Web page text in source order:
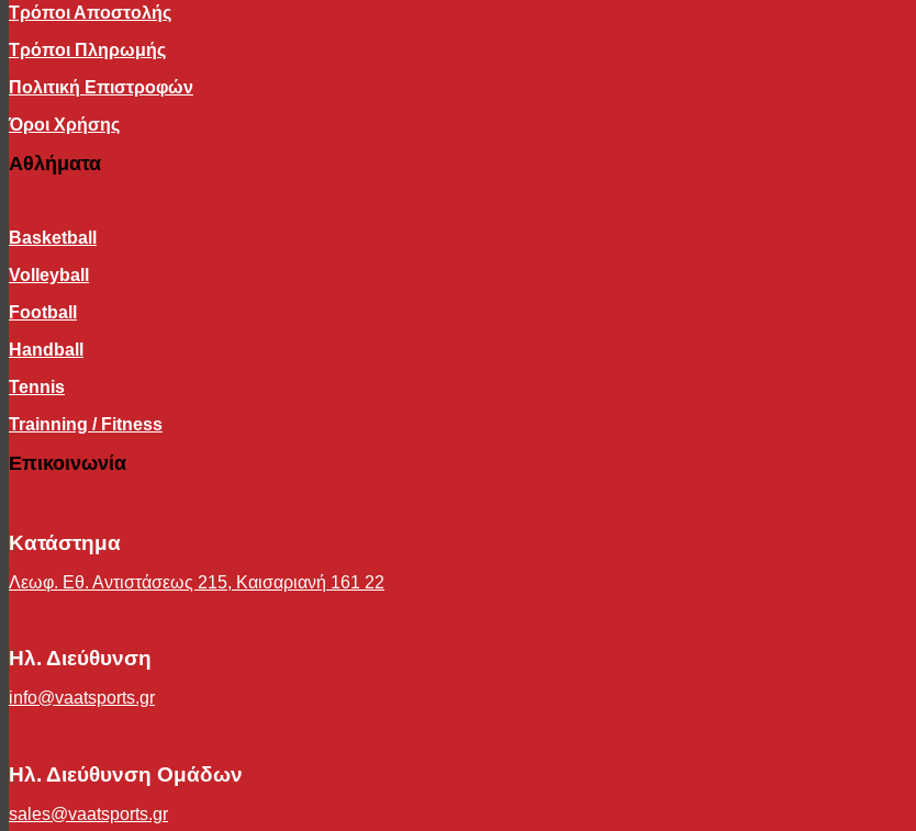
Τρόποι Αποστολής
Τρόποι Πληρωμής
Πολιτική Επιστροφών
Όροι Χρήσης
Αθλήματα
Basketball
Volleyball
Football
Handball
Tennis
Trainning / Fitness
Επικοινωνία
Κατάστημα
Λεωφ. Εθ. Αντιστάσεως 215, Καισαριανή 161 22
Ηλ. Διεύθυνση
info@vaatsports.gr
Ηλ. Διεύθυνση Ομάδων
sales@vaatsports.gr